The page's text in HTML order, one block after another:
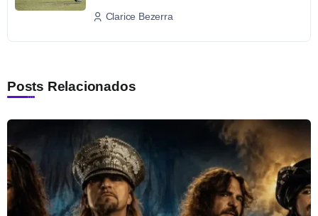
Clarice Bezerra
Posts Relacionados